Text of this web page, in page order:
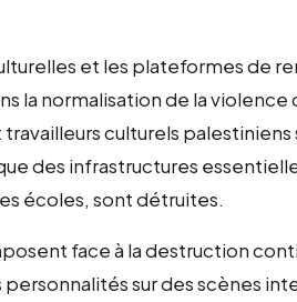
et les plateformes de
la normalisation de la violence
culturels palestiniens
des infrastructures
écoles, sont détruites.
face à la destruction
sur des scènes